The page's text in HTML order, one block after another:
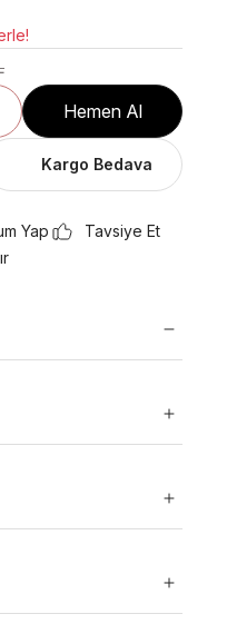
Hemen Al
Kargo Bedava
Yap
Tavsiye Et